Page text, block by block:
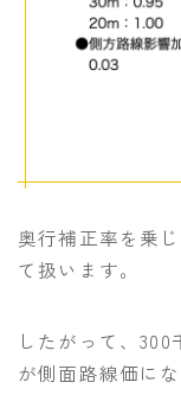
奥行補正率を乗
て扱います。
したがって、
が側面路線価にな